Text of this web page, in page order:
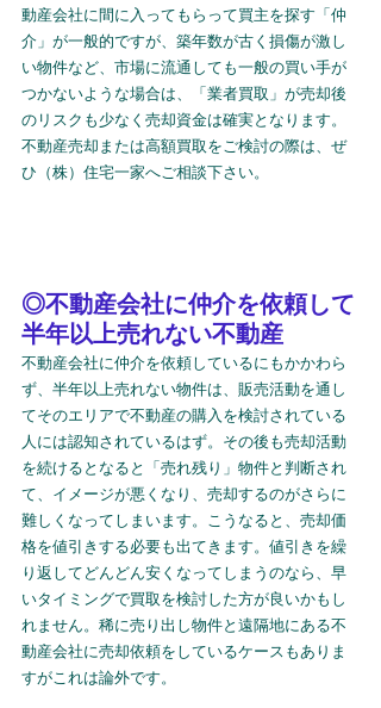
動産会社に間に入ってもらって買主を探す「仲
介」が一般的ですが、築年数が古く損傷が激し
い物件など、市場に流通しても一般の買い手が
つかないような場合は、「業者買取」が売却後
のリスクも少なく売却資金は確実となります。
不動産売却または高額買取をご検討の際は、ぜ
ひ（株）住宅一家へご相談下さい。
◎不動産会社に仲介を依頼して
半年以上売れない不動産
不動産会社に仲介を依頼しているにもかかわら
ず、半年以上売れない物件は、販売活動を通し
てそのエリアで不動産の購入を検討されている
人には認知されているはず。その後も売却活動
を続けるとなると「売れ残り」物件と判断され
て、イメージが悪くなり、売却するのがさらに
難しくなってしまいます。こうなると、売却価
格を値引きする必要も出てきます。値引きを繰
り返してどんどん安くなってしまうのなら、早
いタイミングで買取を検討した方が良いかもし
れません。稀に売り出し物件と遠隔地にある不
動産会社に売却依頼をしているケースもありま
すがこれは論外です。